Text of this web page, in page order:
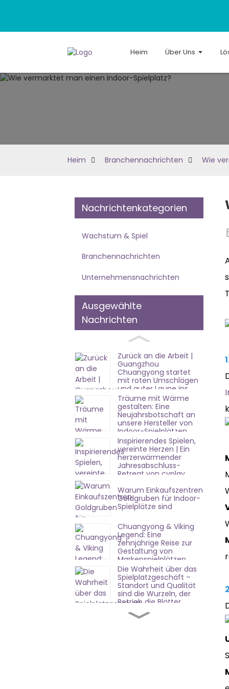
Heim Über Uns
Heim Branchennachrichten Wie
Nachrichtenkategorien
Wachstum & Spiel
Branchennachrichten
Unternehmensnachrichten
Ausgewählte
Nachrichten
Zurück an die Arbeit |
Guangzhou
Chuangyong startet
mit roten Umschlägen
und guter Laune ins
neue Jahr!
Träume mit Wärme
gestalten: Eine
Neujahrsbotschaft an
unsere Hersteller von
Indoor-Spielplätzen
Inspirierendes Spielen,
vereinte Herzen | Ein
herzerwärmender
Jahresabschluss-
Retreat von cyplay
Factory
Warum Einkaufszentren
Goldgruben für Indoor-
Spielplätze sind
Chuangyong & Viking
Legend: Eine
zehnjährige Reise zur
Gestaltung von
Markenspielplätzen
Die Wahrheit über das
Spielplatzgeschäft –
Standort und Qualität
sind die Wurzeln, der
Betrieb die Blätter.
Erfolgreiche Eröffnung
in Shandong |